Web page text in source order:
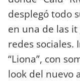
desplegó todo
en una de las
redes sociales.
“Liona”, con
look del nuevo